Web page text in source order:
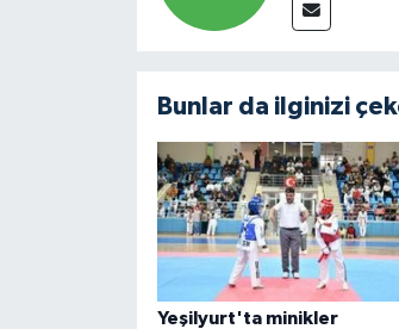
Bunlar da ilginizi
Yeşilyurt'ta minikler